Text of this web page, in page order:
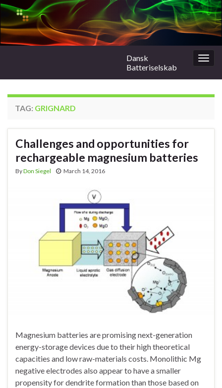
Dansk
Batteriselskab
TAG: GRIGNARD
Challenges and opportunities for
rechargeable magnesium batteries
ByDon Siegel March 14, 2016
Magnesium batteries are promising next-generation
energy-storage devices due to their high theoretical
capacities and low raw-materials costs. Monolithic Mg
negative electrodes also appear to have a smaller
propensity for dendrite formation than those based on